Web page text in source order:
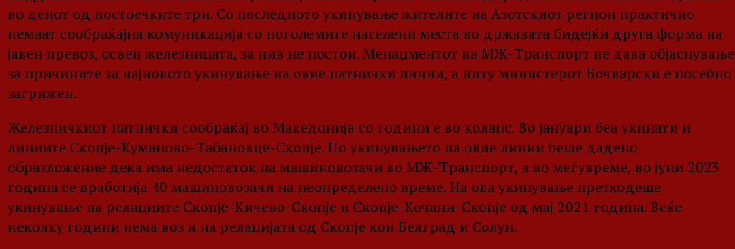
во денот од постоечките три. Со последното укинување жителите на Азотскиот регион практично
немаат сообраќајна комуникација со поголемите населени места во државата бидејќи друга форма на
јавен превоз, освен железницата, за нив не постои. Менаџментот на МЖ-Транспорт не дава објаснување
за причините за најновото укинување на овие патнички линии, а ниту министерот Бочварски е посебно
загрижен.
Железничкиот патнички сообраќај во Македонија со години е во колапс. Во јануари беа укинати и
линиите Скопје-Куманово-Табановце-Скопје. По укинувањето на овие линии беше дадено
образложение дека има недостаток на машиновозачи во МЖ-Транспорт, а во меѓувреме, во јуни 2023
година се вработија 40 машиновозачи на неопределено време. На ова укинување претходеше
укинување на релациите Скопје-Кичево-Скопје и Скопје-Кочани-Скопје од мај 2021 година. Веќе
неколку години нема воз и на релацијата од Скопје кон Белград и Солун.